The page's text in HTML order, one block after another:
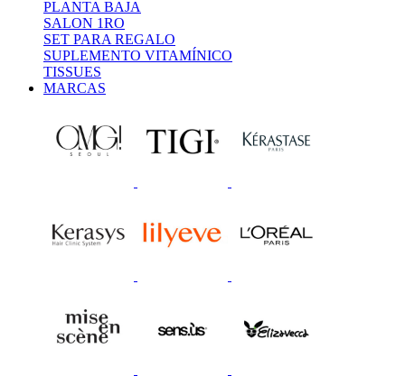
PLANTA BAJA
SALON 1RO
SET PARA REGALO
SUPLEMENTO VITAMÍNICO
TISSUES
MARCAS